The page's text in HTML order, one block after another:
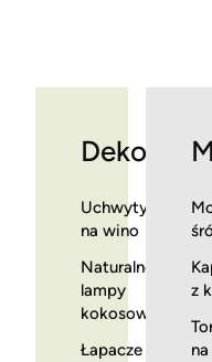
Dekoracje
Uchwyty
na wino
Naturalne
lampy
kokosowe
Łapacze
z
na